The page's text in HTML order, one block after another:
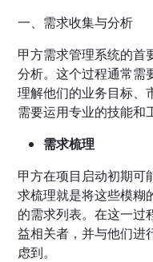
一、需求收集与分析
甲方需求管理系统的首
分析。这个过程通常需
理解他们的业务目标、
需要运用专业的技能和
需求梳理
甲方在项目启动初期可
求梳理就是将这些模糊
的需求列表。在这一过
益相关者，并与他们进
虑到。